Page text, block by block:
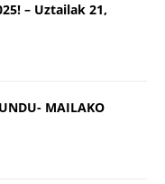
– Uztailak 21,
MAILAKO